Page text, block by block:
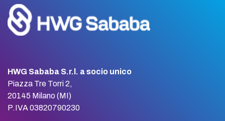
HWG Sababa S.r.l. a socio unico
Piazza Tre Torri 2,
20145 Milano (MI)
P.IVA 03820790230